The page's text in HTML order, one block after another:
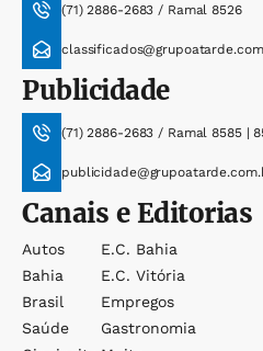
(71) 2886-2683 / Ramal 8526
Publicidade
(71) 2886-2683 / Ramal 8585 |
Canais e Editorias
Autos
Bahia
Brasil
Saúde
E.c. Bahia
E.c. Vitória
Empregos
Gastronomia